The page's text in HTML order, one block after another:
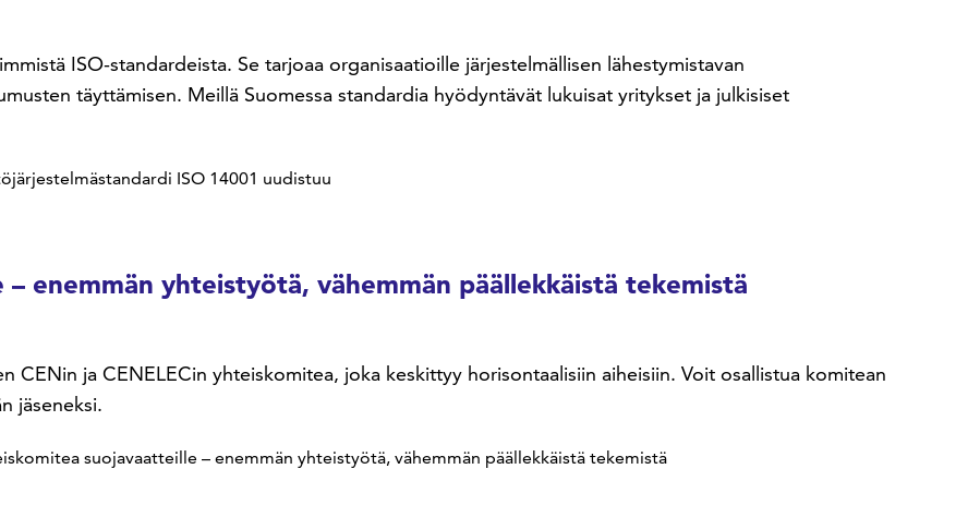
ISO-standardeista. Se tarjoaa organisaatioille järjestelmällisen lähestymistavan
täyttämisen. Meillä Suomessa standardia hyödyntävät lukuisat yritykset ja julkisiset
ISO 14001 uudistuu
enemmän yhteistyötä, vähemmän päällekkäistä tekemistä
CENin ja CENELECin yhteiskomitea, joka keskittyy horisontaalisiin aiheisiin. Voit osallistua komitean
jäseneksi.
suojavaatteille – enemmän yhteistyötä, vähemmän päällekkäistä tekemistä